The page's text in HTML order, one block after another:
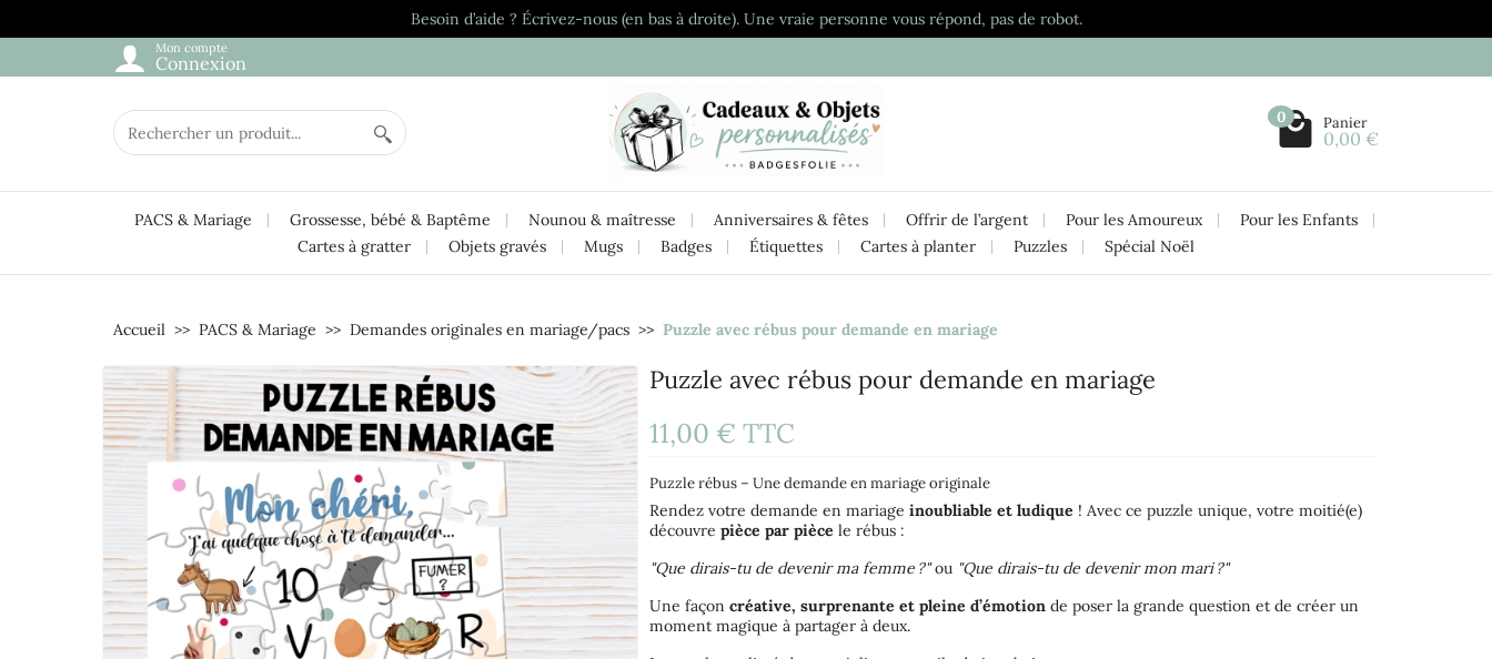
Besoin d’aide ? Écrivez-nous (en bas à droite). Une vraie personne vous répond, pas de robot.
Mon compte
Connexion
0 Panier
0,00 €
PACS & Mariage Grossesse, bébé & Baptême Nounou & maîtresse Anniversaires & fêtes Offrir de l’argent Pour les Amoureux
Pour les Enfants
Cartes à gratter
Objets gravés Mugs Badges Étiquettes Cartes à planter Puzzles Spécial Noël
Accueil PACS & Mariage Demandes originales en mariage/pacs Puzzle avec rébus pour demande en mariage
Puzzle avec rébus pour demande en mariage
11,00 €TTC
Puzzle rébus – Une demande en mariage originale
Rendez votre demande en mariageinoubliable et ludique ! Avec ce puzzle unique, votre moitié(e)
découvrepièce par pièce le rébus :
"Que dirais-tu de devenir ma femme ?"ou "Que dirais-tu de devenir mon mari ?"
Une façoncréative, surprenante et pleine d’émotion de poser la grande question et de créer un
moment magique à partager à deux.